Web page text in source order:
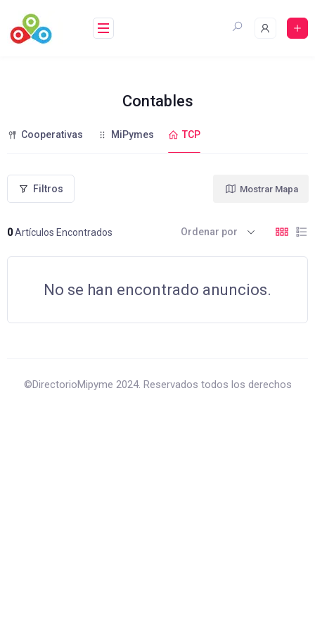
contenido
Contables
Cooperativas MiPymes TCP
Filtros
0Artículos Encontrados
Mostrar Mapa
Ordenar por
No se han encontrado anuncios.
©DirectorioMipyme 2024. Reservados todos los derechos